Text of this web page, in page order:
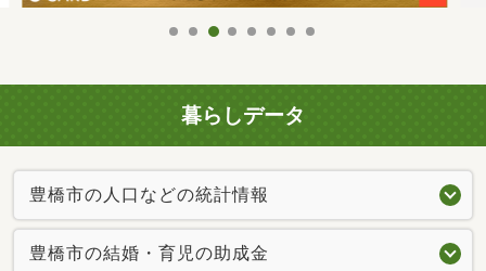
暮らしデータ
豊橋市の人口などの統計情報
豊橋市の結婚・育児の助成金